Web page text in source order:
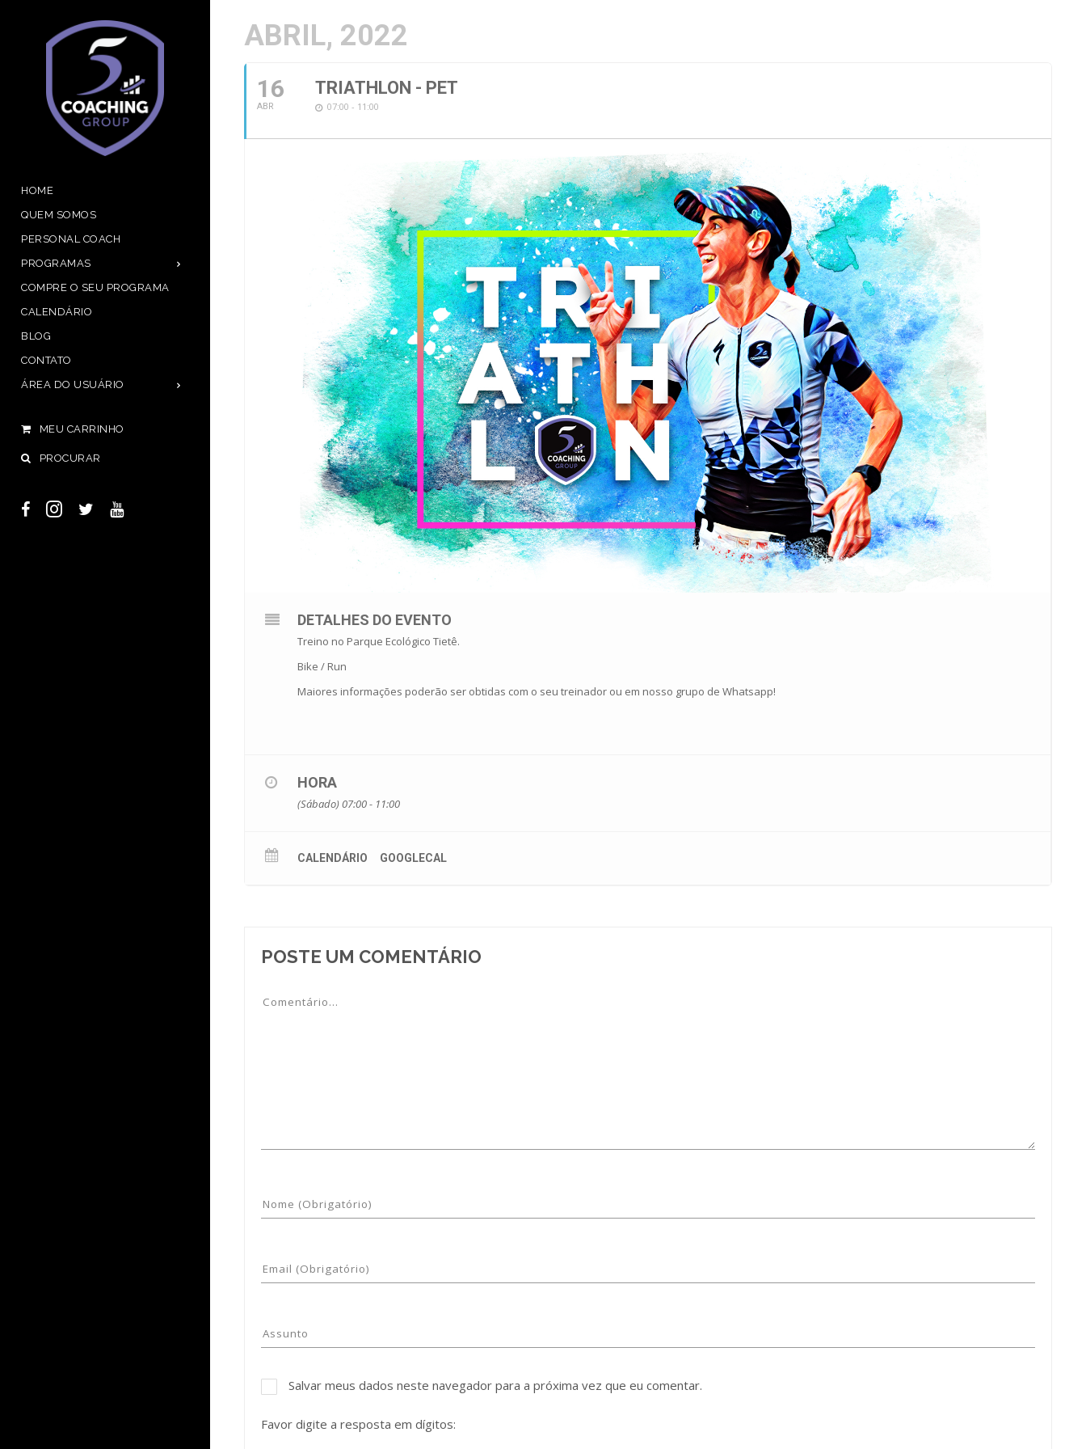
HOME
QUEM SOMOS
PERSONAL COACH
PROGRAMAS
COMPRE O SEU PROGRAMA
CALENDÁRIO
BLOG
CONTATO
ÁREA DO USUÁRIO
MEU CARRINHO
PROCURAR
ABRIL, 2022
16
ABR
TRIATHLON - PET
07:00 - 11:00
DETALHES DO EVENTO
Treino no Parque Ecológico Tietê.
Bike / Run
Maiores informações poderão ser obtidas com o seu treinador ou em nosso grupo de Whatsapp!
HORA
(Sábado) 07:00 - 11:00
CALENDÁRIO GOOGLECAL
POSTE UM COMENTÁRIO
Salvar meus dados neste navegador para a próxima vez que eu comentar.
Favor digite a resposta em dígitos: